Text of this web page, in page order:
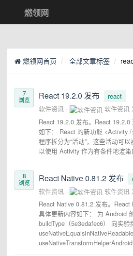
燃领网
燃领网首页 全部文章标签
7
浏览
React 19.2.0 发布
react
软件资讯
软件资讯
React 19.2.0 发布。React
如下： React 的新功能 <Activity
程序拆分为“活动”，这些活动可
以使用 Activity 作为有条件地渲
8
浏览
React Native 0.81.2 发布
软件资讯
软件资讯
React Native 0.81.2 发布。React
具体更新内容如下： 为 Android
buildType（5e3edafec6） 向实验